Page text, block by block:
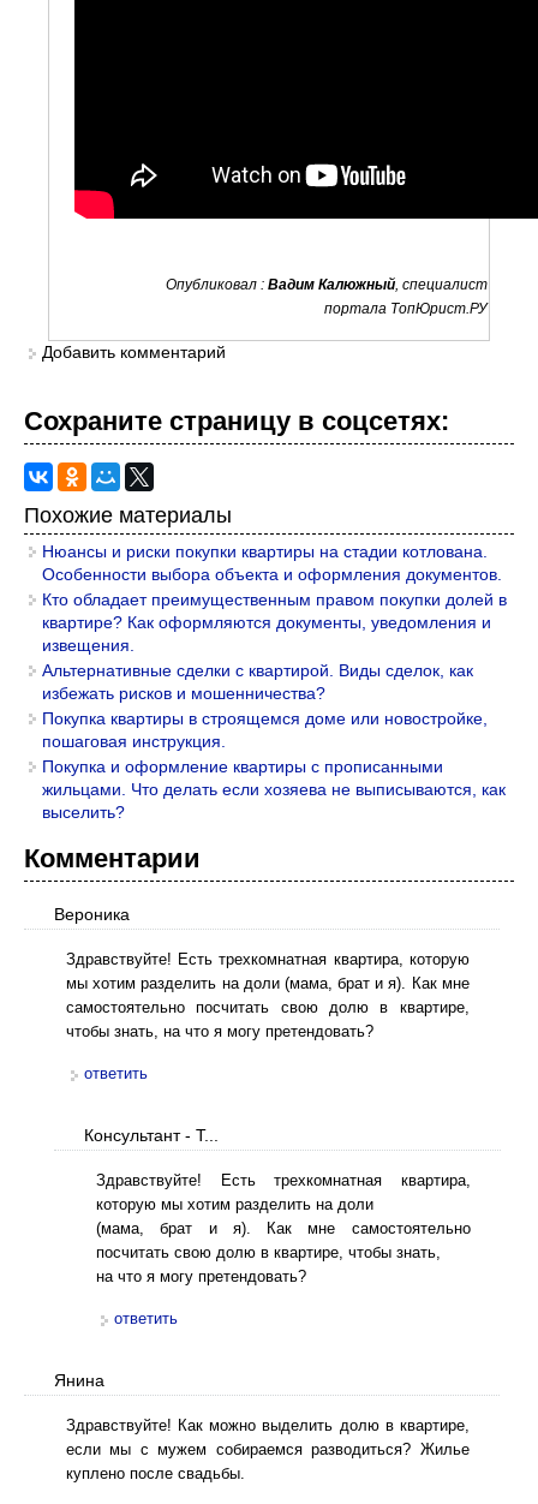
Опубликовал : Вадим Калюжный, специалист
портала ТопЮрист.РУ
Добавить комментарий
Сохраните страницу в cоцcетях:
Похожие материалы
Нюансы и риски покупки квартиры на стадии котлована.
Особенности выбора объекта и оформления документов.
Кто обладает преимущественным правом покупки долей в
квартире? Как оформляются документы, уведомления и
извещения.
Альтернативные сделки с квартирой. Виды сделок, как
избежать рисков и мошенничества?
Покупка квартиры в строящемся доме или новостройке,
пошаговая инструкция.
Покупка и оформление квартиры с прописанными
жильцами. Что делать если хозяева не выписываются, как
выселить?
Комментарии
Вероника
Здравствуйте! Есть трехкомнатная квартира, которую
мы хотим разделить на доли (мама, брат и я). Как мне
самостоятельно посчитать свою долю в квартире,
чтобы знать, на что я могу претендовать?
ответить
Консультант - Т...
Здравствуйте! Есть трехкомнатная квартира,
которую мы хотим разделить на доли
(мама, брат и я). Как мне самостоятельно
посчитать свою долю в квартире, чтобы знать,
на что я могу претендовать?
ответить
Янина
Здравствуйте! Как можно выделить долю в квартире,
если мы с мужем собираемся разводиться? Жилье
куплено после свадьбы.